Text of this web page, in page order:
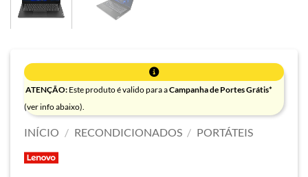
ATENÇÃO: Este produto é valido para aCampanha de Portes Grátis*
(ver info abaixo).
INÍCIO / RECONDICIONADOS / PORTÁTEIS